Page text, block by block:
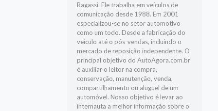
Ragassi. Ele trabalha em veículos de
comunicação desde 1988. Em 2001
especializou-se no setor automotivo
como um todo. Desde a fabricação do
veículo até o pós-vendas, incluindo o
mercado de reposição independente. O
principal objetivo do AutoAgora.com.br
é auxiliar o leitor na compra,
conservação, manutenção, venda,
compartilhamento ou aluguel de um
automóvel. Nosso objetivo é levar ao
internauta a melhor informação sobre o